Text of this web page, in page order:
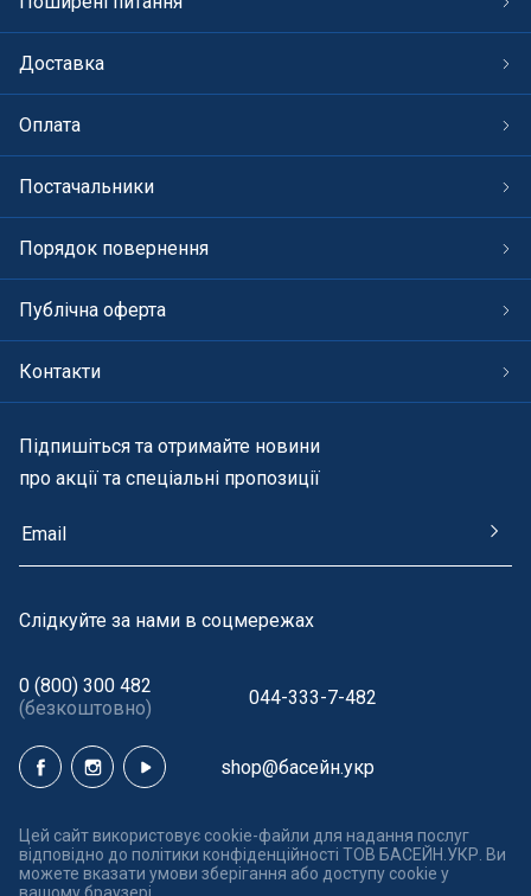
Доставка
Оплата
Постачальники
Порядок повернення
Публічна оферта
Контакти
Підпишіться та отримайте новини
про акції та спеціальні пропозиції
Cлідкуйте за нами в соцмережах
0 (800) 300 482
(безкоштовно)
044-333-7-482
shop@басейн.укр
Цей сайт використовує cookie-файли для надання послуг
відповідно до політики конфіденційності ТОВ БАСЕЙН.УКР. Ви
можете вказати умови зберігання або доступу cookie у